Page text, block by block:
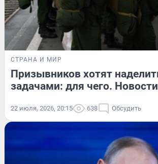
СТРАНА И МИР
Призывников хотят
задачами: для чего.
22 июля, 2026, 20:15 638 Обсудить